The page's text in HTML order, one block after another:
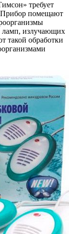
требует
Прибор помещают
ламп, излучающих
такой обработки